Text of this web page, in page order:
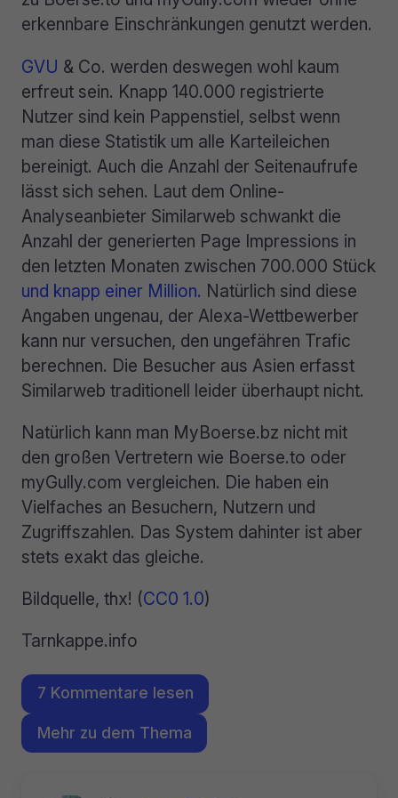
erkennbare Einschränkungen genutzt werden.
GVU & Co. werden deswegen wohl kaum
erfreut sein. Knapp 140.000 registrierte
Nutzer sind kein Pappenstiel, selbst wenn
man diese Statistik um alle Karteileichen
bereinigt. Auch die Anzahl der Seitenaufrufe
lässt sich sehen. Laut dem Online-
Analyseanbieter Similarweb schwankt die
Anzahl der generierten Page Impressions in
den letzten Monaten zwischen 700.000 Stück
und knapp einer Million. Natürlich sind diese
Angaben ungenau, der Alexa-Wettbewerber
kann nur versuchen, den ungefähren Trafic
berechnen. Die Besucher aus Asien erfasst
Similarweb traditionell leider überhaupt nicht.
Natürlich kann man MyBoerse.bz nicht mit
den großen Vertretern wie Boerse.to oder
myGully.com vergleichen. Die haben ein
Vielfaches an Besuchern, Nutzern und
Zugriffszahlen. Das System dahinter ist aber
stets exakt das gleiche.
Bildquelle, thx! (CC0 1.0)
Tarnkappe.info
7 Kommentare lesen
Mehr zu dem Thema